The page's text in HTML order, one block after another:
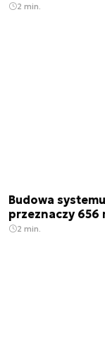
2 min.
Budowa
przeznaczy 656
2 min.